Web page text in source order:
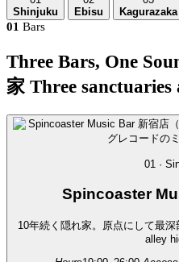
Shinjuku
Ebisu
Kagurazaka
01 Bars
Three Bars, One
家 Three sanctuaries
01 ·
Spincoaster
10年続く隠れ家。原点にして最深
alley